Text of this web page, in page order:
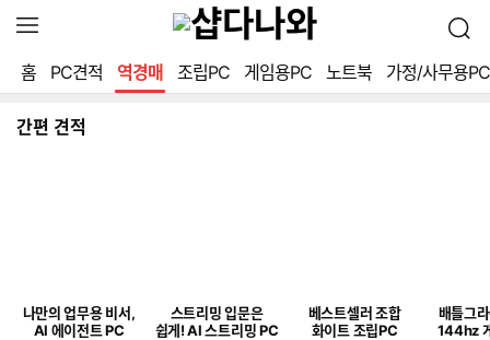
역
열
기
검
색
홈
PC견적 역경매 조립PC 게임용PC 노트북 가정/사무용PC
간편 견적
나만의 업무용 비서,
AI 에이전트 PC
스트리밍 입문은
쉽게! AI 스트리밍 PC
베스트셀러 조합
화이트 조립PC
배틀그
144hz